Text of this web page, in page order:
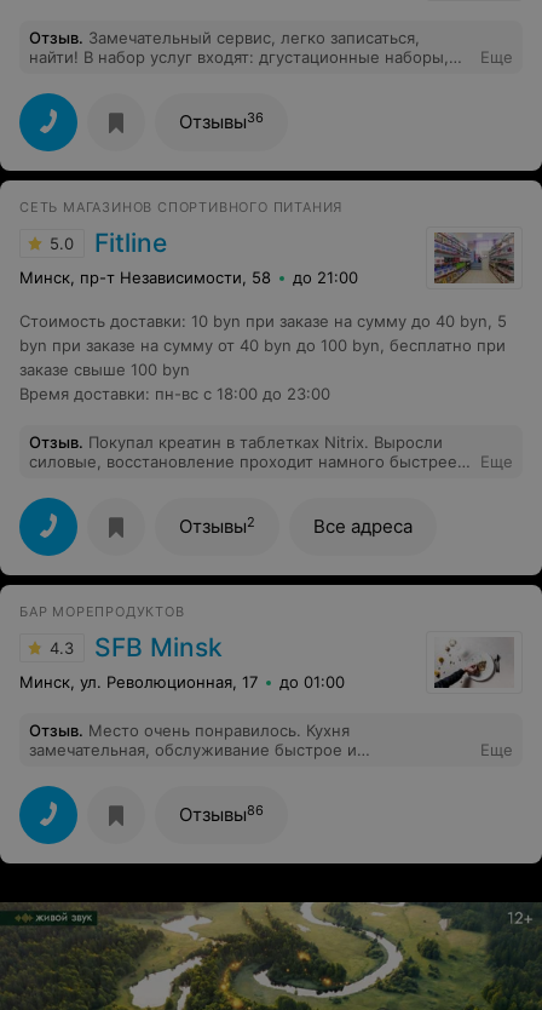
Отзыв. Замечательный сервис, легко записаться,
найти! В набор услуг входят: дгустационные наборы,
порадовала адекватная стоимость и
клиентоориентированность. Торты вкусные и
красивые!
Еще
Отзывы36
СЕТЬ МАГАЗИНОВ СПОРТИВНОГО ПИТАНИЯ
5.0 Fitline
Минск, пр-т Независимости, 58 до 21:00
Стоимость доставки: 10 byn при заказе на сумму до 40 byn, 5
byn при заказе на сумму от 40 byn до 100 byn, бесплатно при
заказе свыше 100 byn
Время доставки: пн-вс с 18:00 до 23:00
Отзыв. Покупал креатин в таблетках Nitrix. Выросли
силовые, восстановление проходит намного быстрее.
консультацию! Буду брать ещё.
Еще
Отзывы2 Все адреса
БАР МОРЕПРОДУКТОВ
4.3 SFB Minsk
Минск, ул. Революционная, 17 до 01:00
Отзыв. Место очень понравилось. Кухня
замечательная, обслуживание быстрое и
порекомендовал какое блюдо выбрать. Всё
понравилось, спасибо!
Еще
Отзывы86